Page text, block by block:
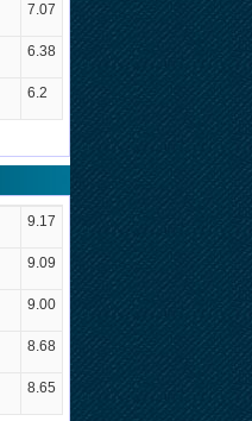
7.07
6.38
6.2
9.17
9.09
9.00
8.68
8.65